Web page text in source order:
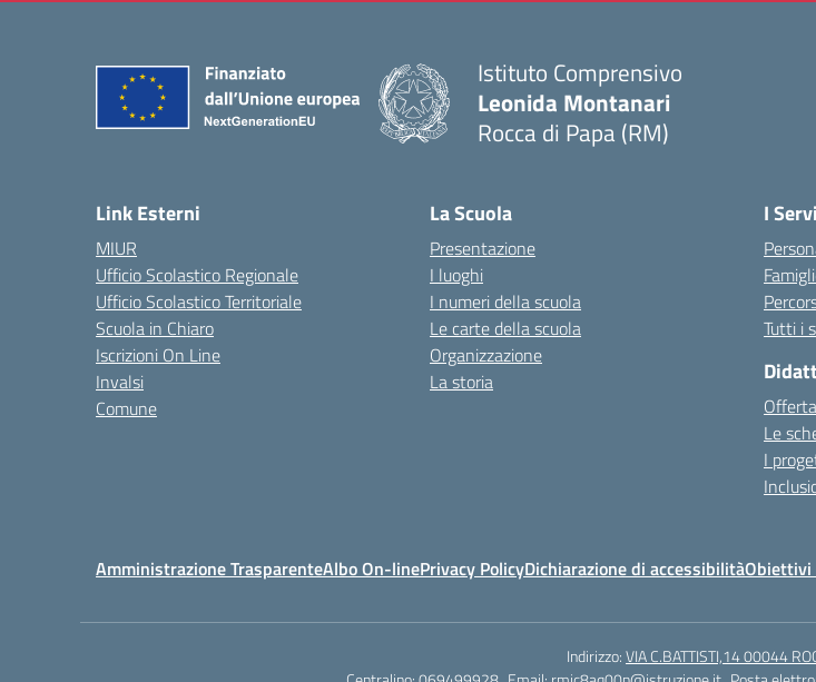
Istituto Comprensivo
Leonida Montanari
Rocca di Papa (RM)
Link Esterni
MIUR
Ufficio Scolastico Regionale
Ufficio Scolastico Territoriale
Scuola in Chiaro
Iscrizioni On Line
Invalsi
Comune
La Scuola
Presentazione
I luoghi
I numeri della scuola
Le carte della scuola
Organizzazione
La storia
I
Tutti i
Le
I
Amministrazione TrasparenteAlbo On-linePrivacy PolicyDichiarazione di accessibilitàObiettivi
Indirizzo:VIA C.BATTISTI,14 00044